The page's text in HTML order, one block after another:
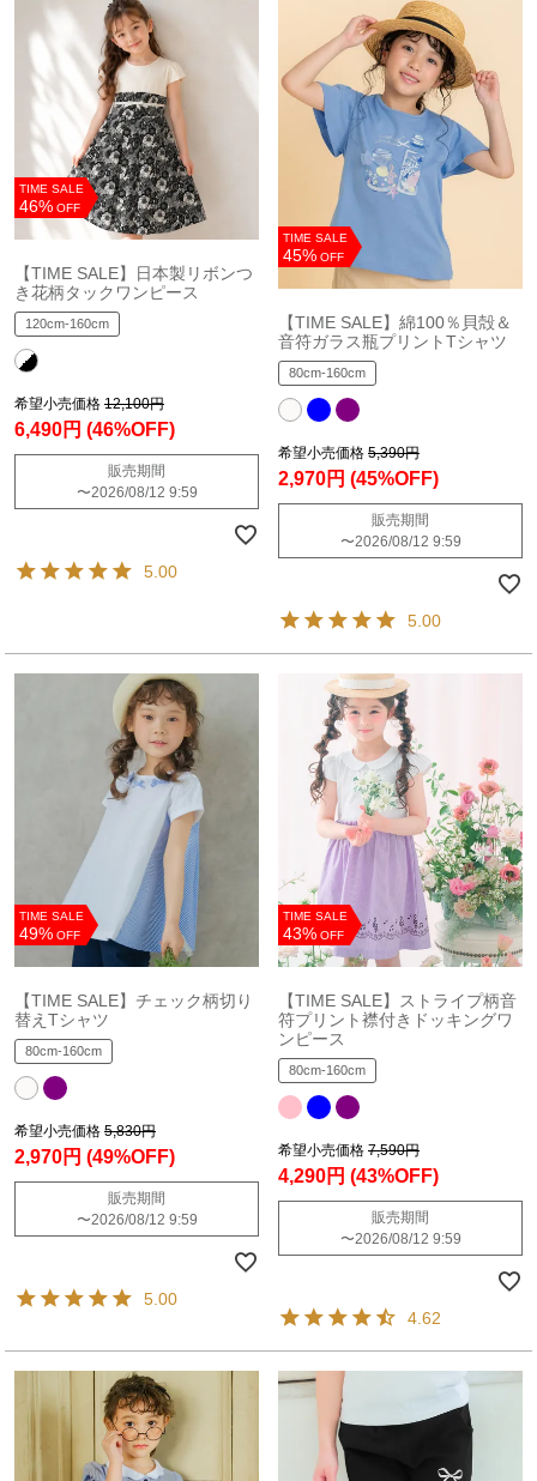
TIME SALE
46% OFF
【TIME SALE】日本製リボンつ
き花柄タックワンピース
120cm-160cm
希望小売価格 12,100円
6,490円 (46%OFF)
販売期間
〜2026/08/12 9:59
5.00
TIME SALE
45% OFF
【TIME SALE】綿100％貝殻＆
音符ガラス瓶プリントTシャツ
80cm-160cm
希望小売価格 5,390円
2,970円 (45%OFF)
販売期間
〜2026/08/12 9:59
5.00
TIME SALE
49% OFF
【TIME SALE】チェック柄切り
替えTシャツ
80cm-160cm
希望小売価格 5,830円
2,970円 (49%OFF)
販売期間
〜2026/08/12 9:59
5.00
TIME SALE
43% OFF
【TIME SALE】ストライプ柄音
符プリント襟付きドッキングワ
ンピース
80cm-160cm
希望小売価格 7,590円
4,290円 (43%OFF)
販売期間
〜2026/08/12 9:59
4.62